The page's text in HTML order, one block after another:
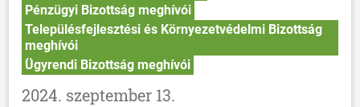
Pénzügyi Bizottság meghívói
Településfejlesztési és Környezetvédelmi Bizottság
meghívói
Ügyrendi Bizottság meghívói
2024. szeptember 13.